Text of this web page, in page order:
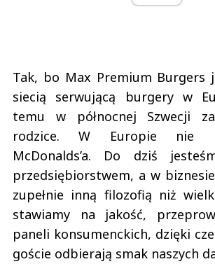
Tak, bo Max Premium Burgers
siecią serwującą burgery w
temu w północnej Szwecji
rodzice. W Europie nie
McDonalds’a. Do dziś
przedsiębiorstwem, a w
zupełnie inną filozofią niż
stawiamy na jakość,
paneli konsumenckich, dzięki
goście odbierają smak naszych